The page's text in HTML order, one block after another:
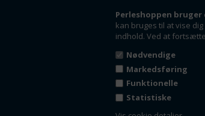
Perleshoppen bruger
kan bruges til at vise
indhold. Ved at
Nødvendige
Markedsføring
Funktionelle
Statistiske
Handelsbetingelser
Fortrydelsesret
Nyheder
Fortryd dit køb